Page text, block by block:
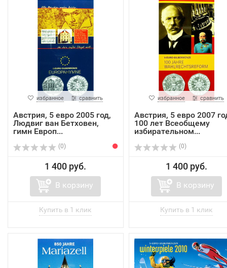
избранное сравнить
Австрия, 5 евро 2005 год,
Людвиг ван Бетховен,
гимн Европ...
(0)
1 400 руб.
В корзину
избранное сравнить
Австрия, 5 евро 2007
100 лет Всеобщему
избирательном...
(0)
1 400 руб.
В корзину